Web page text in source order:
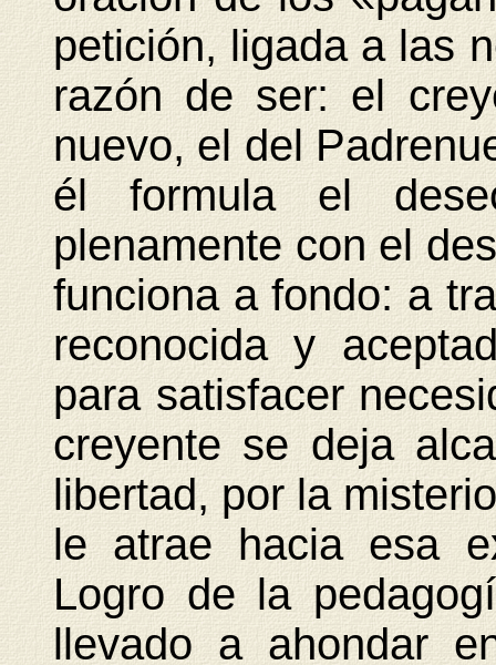
petición, ligada a las
razón de ser: el
nuevo, el del
él formula el
plenamente con el
funciona a fondo: a
reconocida y
para satisfacer
creyente se deja
libertad, por la
le atrae hacia esa
Logro de la
llevado a ahondar